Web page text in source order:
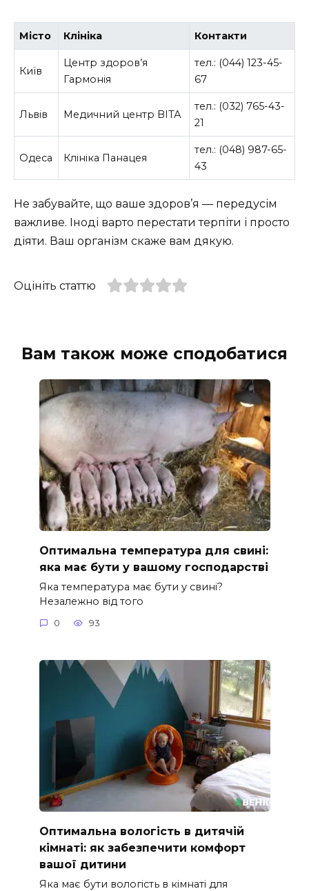
Місто Клініка Контакти
Київ
Центр здоров’я
Гармонія
тел.: (044) 123-45-
67
Львів Медичний центр ВІТА
тел.: (032) 765-43-
21
Одеса Клініка Панацея
тел.: (048) 987-65-
43
Не забувайте, що ваше здоров’я — передусім
важливе. Іноді варто перестати терпіти і просто
діяти. Ваш організм скаже вам дякую.
Оцініть статтю
Вам також може сподобатися
Оптимальна температура для свині:
яка має бути у вашому господарстві
Яка температура має бути у свині?
Незалежно від того
0 93
Оптимальна вологість в дитячій
кімнаті: як забезпечити комфорт
вашої дитини
Яка має бути вологість в кімнаті для